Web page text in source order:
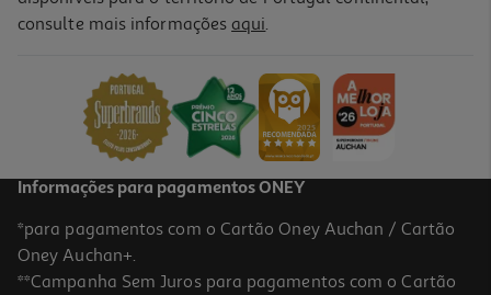
Livro 9 Meses Que Contam Para Sempre
PVP de editor
15,75 €
consulte mais informações aqui.
Informações para pagamentos ONEY
*para pagamentos com o Cartão Oney Auchan / Cartão
Oney Auchan+.
**Campanha Sem Juros para pagamentos com o Cartão